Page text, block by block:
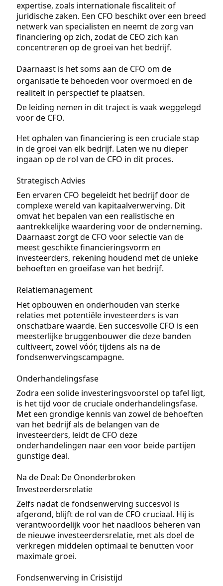
expertise, zoals internationale fiscaliteit of
juridische zaken. Een CFO beschikt over een breed
netwerk van specialisten en neemt de zorg van
financiering op zich, zodat de CEO zich kan
concentreren op de groei van het bedrijf.
Daarnaast is het soms aan de CFO om de
organisatie te behoeden voor overmoed en de
realiteit in perspectief te plaatsen.
De leiding nemen in dit traject is vaak weggelegd
voor de CFO.
Het ophalen van financiering is een cruciale stap
in de groei van elk bedrijf. Laten we nu dieper
ingaan op de rol van de CFO in dit proces.
Strategisch Advies
Een ervaren CFO begeleidt het bedrijf door de
complexe wereld van kapitaalverwerving. Dit
omvat het bepalen van een realistische en
aantrekkelijke waardering voor de onderneming.
Daarnaast zorgt de CFO voor selectie van de
meest geschikte financieringsvorm en
investeerders, rekening houdend met de unieke
behoeften en groeifase van het bedrijf.
Relatiemanagement
Het opbouwen en onderhouden van sterke
relaties met potentiële investeerders is van
onschatbare waarde. Een succesvolle CFO is een
meesterlijke bruggenbouwer die deze banden
cultiveert, zowel vóór, tijdens als na de
fondsenwervingscampagne.
Onderhandelingsfase
Zodra een solide investeringsvoorstel op tafel ligt,
is het tijd voor de cruciale onderhandelingsfase.
Met een grondige kennis van zowel de behoeften
van het bedrijf als de belangen van de
investeerders, leidt de CFO deze
onderhandelingen naar een voor beide partijen
gunstige deal.
Na de Deal: De Ononderbroken
Investeerdersrelatie
Zelfs nadat de fondsenwerving succesvol is
afgerond, blijft de rol van de CFO cruciaal. Hij is
verantwoordelijk voor het naadloos beheren van
de nieuwe investeerdersrelatie, met als doel de
verkregen middelen optimaal te benutten voor
maximale groei.
Fondsenwerving in Crisistijd